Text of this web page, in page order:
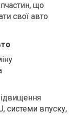
, що
свої авто
, системи впуску,